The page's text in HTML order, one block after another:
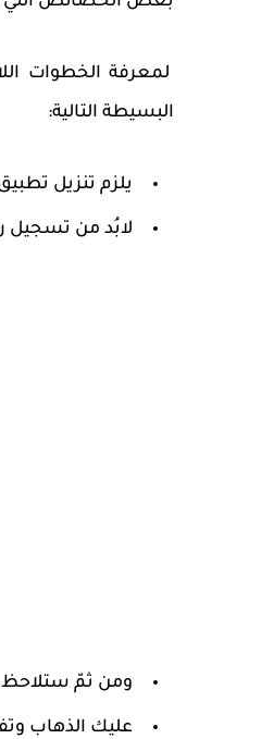
لمعرفة الخطوات
البسيطة التالية:
يلزم تنزيل
لابُد من تسجيل
ومن ثمّ ستلاحظ
عليك الذهاب